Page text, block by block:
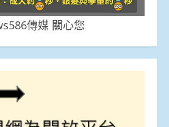
傳媒 關心您